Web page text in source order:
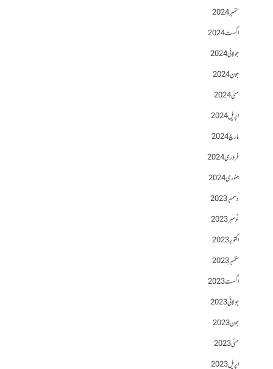
ستمبر 2024
اگست 2024
جولائی 2024
جون 2024
مئی 2024
اپریل 2024
مارچ 2024
فروری 2024
جنوری 2024
دسمبر 2023
نومبر 2023
اکتوبر 2023
ستمبر 2023
اگست 2023
جولائی 2023
جون 2023
مئی 2023
اپریل 2023